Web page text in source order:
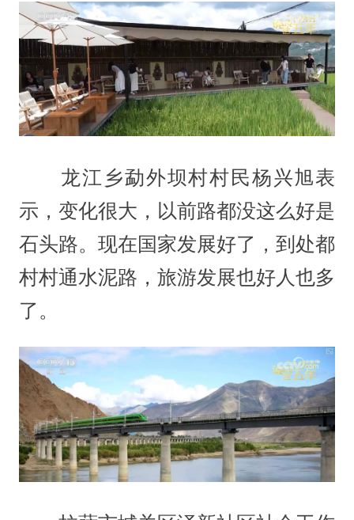
龙江乡勐外坝村村民杨兴旭表
示，变化很大，以前路都没这么好是
石头路。现在国家发展好了，到处都
村村通水泥路，旅游发展也好人也多
了。